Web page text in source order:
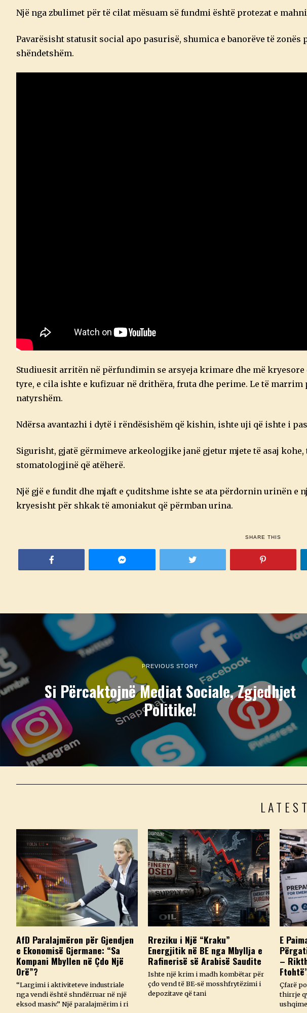
Një nga zbulimet për të cilat mësuam së fundmi është protezat e
Pavarësisht statusit social apo pasurisë, shumica e banorëve të
shëndetshëm.
Studiuesit arritën në përfundimin se arsyeja krimare dhe më
tyre, e cila ishte e kufizuar në drithëra, fruta dhe perime. Le të marrim
natyrshëm.
Ndërsa avantazhi i dytë i rëndësishëm që kishin, ishte uji që ishte i
Sigurisht, gjatë gërmimeve arkeologjike janë gjetur mjete të asaj
stomatologjinë që atëherë.
Një gjë e fundit dhe mjaft e çuditshme ishte se ata përdornin urinën e
kryesisht për shkak të amoniakut që përmban urina.
SHARE THIS
PREVIOUS STORY
Si Përcaktojnë Mediat Sociale, Zgjedhjet
Politike!
AfD Paralajmëron për Gjendjen
e Ekonomisë Gjermane: “Sa
Kompani Mbyllen në Çdo Një
Orë”?
“Largimi i aktiviteteve industriale
nga vendi është shndërruar në një
eksod masiv.” Një paralajmërim i ri
Rreziku i Një “Kraku”
Energjitik në BE nga Mbyllja e
Rafinerisë së Arabisë Saudite
Ishte një krim i madh kombëtar për
çdo vend të BE-së mosshfrytëzimi i
depozitave që tani
E
–
Çfarë
thirrje